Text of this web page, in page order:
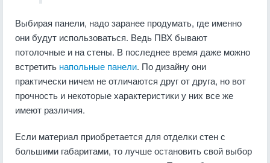
Выбирая панели, надо заранее продумать, где именно
они будут использоваться. Ведь ПВХ бывают
потолочные и на стены. В последнее время даже можно
встретить напольные панели. По дизайну они
практически ничем не отличаются друг от друга, но вот
прочность и некоторые характеристики у них все же
имеют различия.
Если материал приобретается для отделки стен с
большими габаритами, то лучше остановить свой выбор